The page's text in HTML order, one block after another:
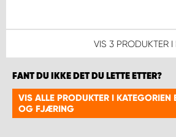
VIS 3 PRODUKTER I
FANT DU IKKE DET DU LETTE ETTER?
VIS ALLE PRODUKTER I KATEGORIEN
OG FJÆRING